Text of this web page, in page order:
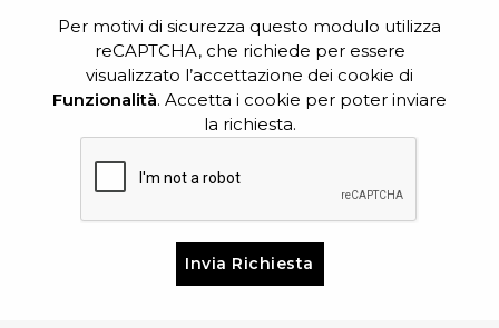
Per motivi di sicurezza questo modulo utilizza
reCAPTCHA, che richiede per essere
visualizzato l’accettazione dei cookie di
Funzionalità. Accetta i cookie per poter inviare
la richiesta.